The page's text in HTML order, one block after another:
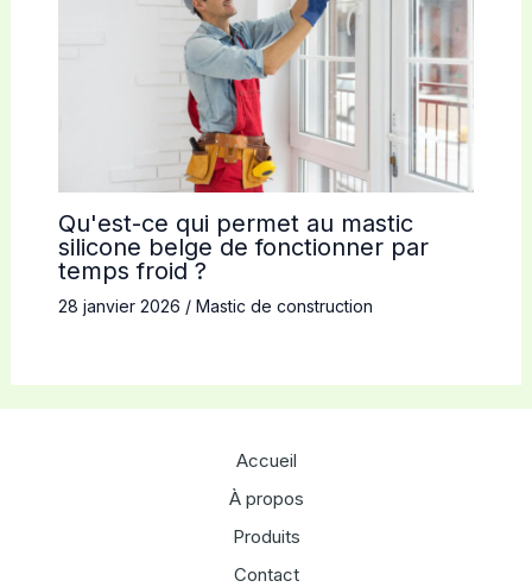
Qu'est-ce qui permet au mastic
silicone belge de fonctionner par
temps froid ?
28 janvier 2026 / Mastic de construction
Accueil
À propos
Produits
Contact